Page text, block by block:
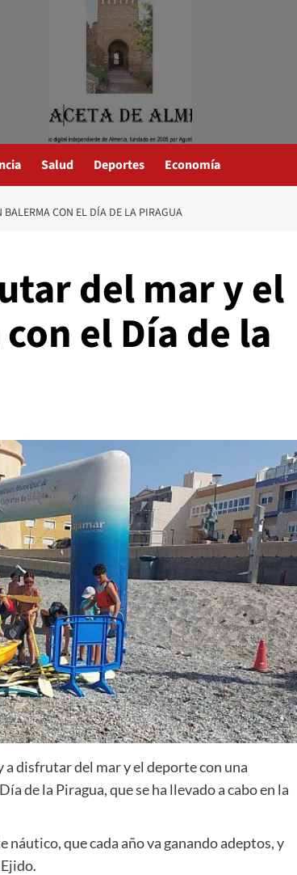
Salud Deportes Economía
CON EL DÍA DE LA PIRAGUA
del mar y el
el Día de la
disfrutar del mar y el deporte con una
de la Piragua, que se ha llevado a cabo en la
que cada año va ganando adeptos, y